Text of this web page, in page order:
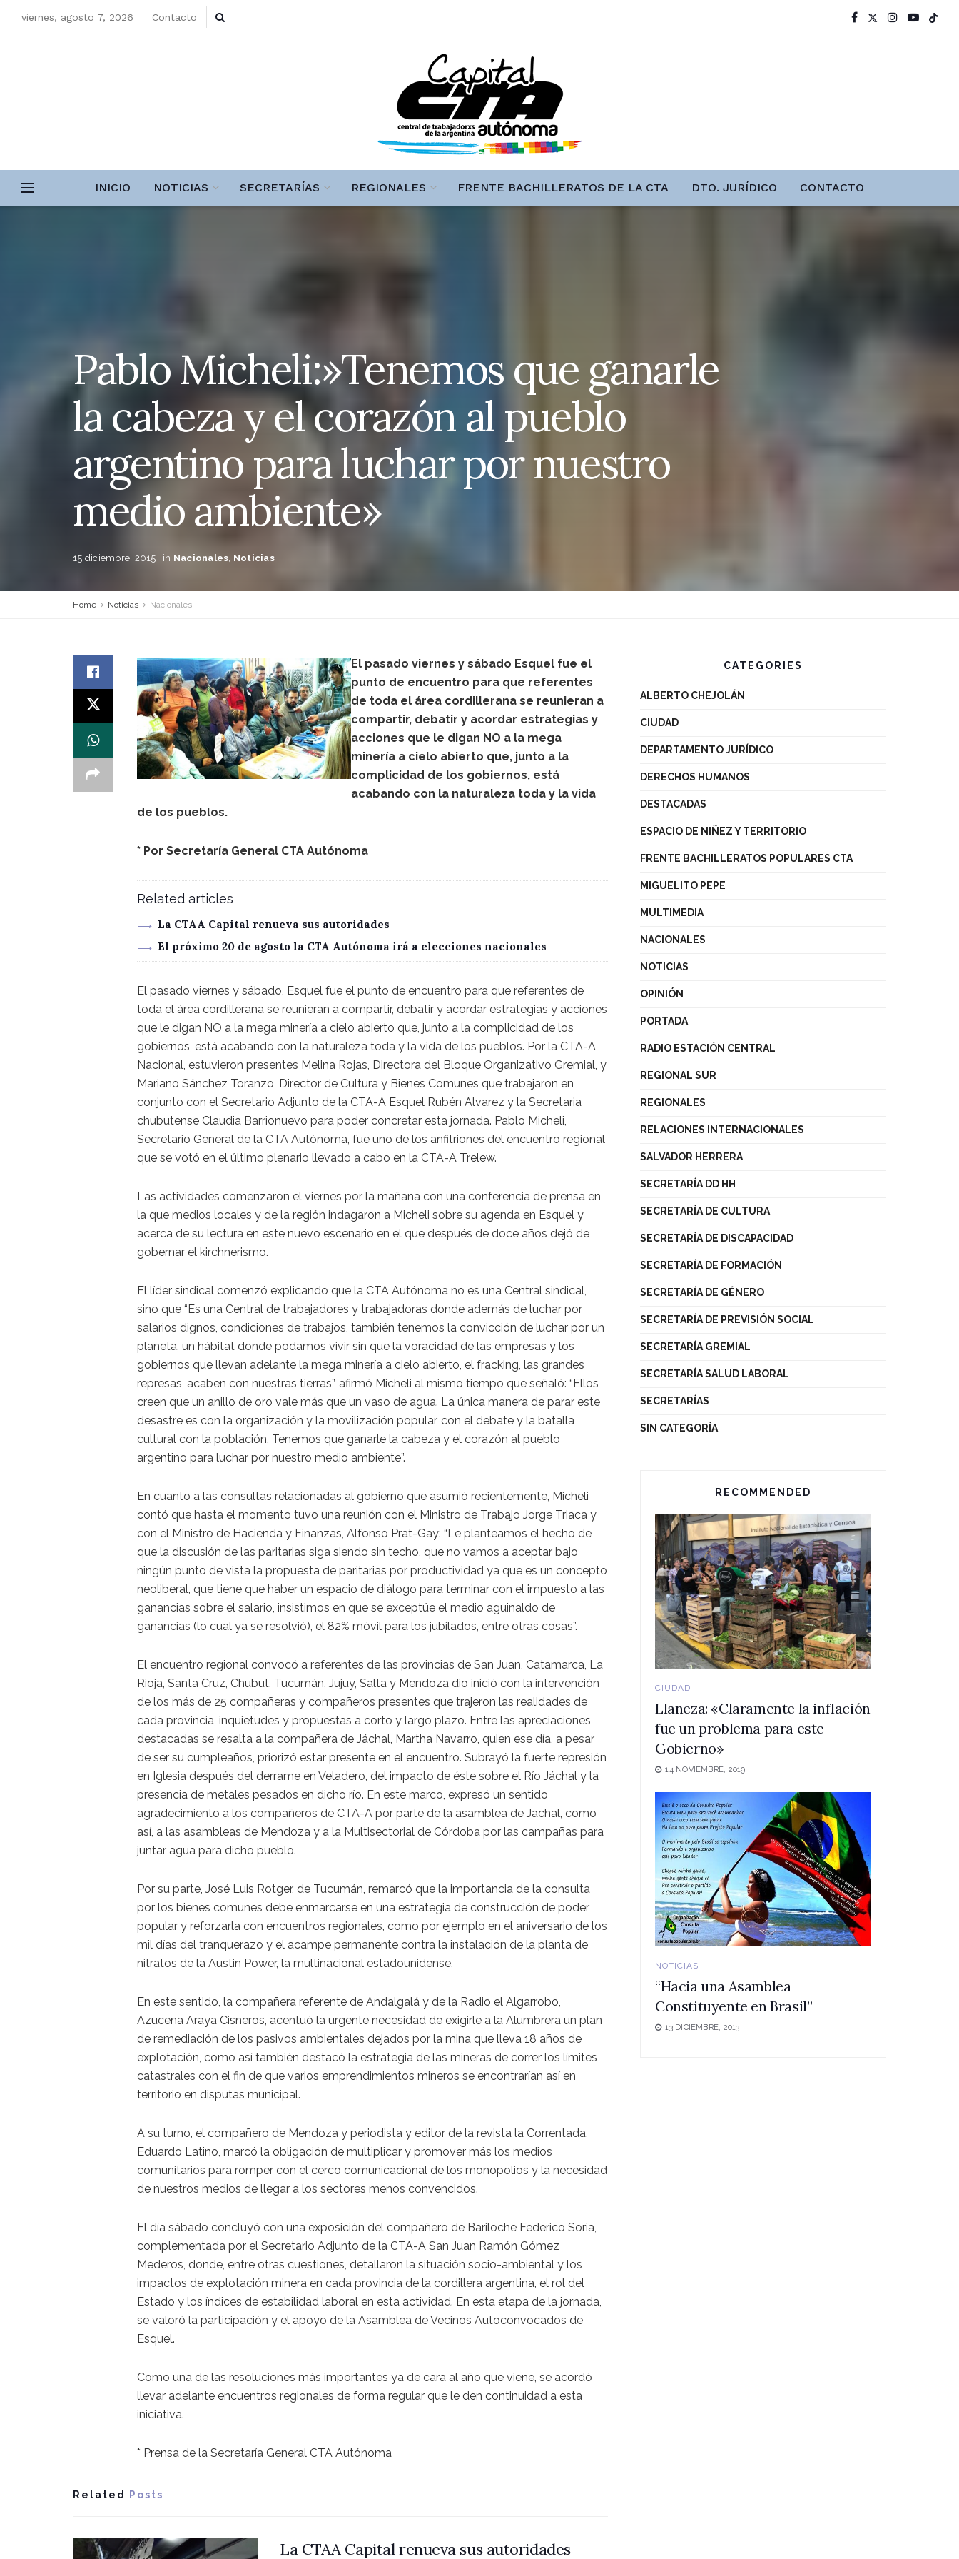
viernes, agosto 7, 2026 Contacto
INICIO NOTICIAS SECRETARÍAS REGIONALES FRENTE BACHILLERATOS DE LA CTA DTO. JURÍDICO CONTACTO
Pablo Micheli:»Tenemos que ganarle
la cabeza y el corazón al pueblo
argentino para luchar por nuestro
medio ambiente»
15 diciembre, 2015 in Nacionales, Noticias
Home Noticias Nacionales
El pasado viernes y sábado Esquel fue el
punto de encuentro para que referentes
de toda el área cordillerana se reunieran a
compartir, debatir y acordar estrategias y
acciones que le digan NO a la mega
minería a cielo abierto que, junto a la
complicidad de los gobiernos, está
acabando con la naturaleza toda y la vida
de los pueblos.
* Por Secretaría General CTA Autónoma
Related articles
La CTAA Capital renueva sus autoridades
El próximo 20 de agosto la CTA Autónoma irá a elecciones nacionales
El pasado viernes y sábado, Esquel fue el punto de encuentro para que referentes de
toda el área cordillerana se reunieran a compartir, debatir y acordar estrategias y acciones
que le digan NO a la mega minería a cielo abierto que, junto a la complicidad de los
gobiernos, está acabando con la naturaleza toda y la vida de los pueblos. Por la CTA-A
Nacional, estuvieron presentes Melina Rojas, Directora del Bloque Organizativo Gremial, y
Mariano Sánchez Toranzo, Director de Cultura y Bienes Comunes que trabajaron en
conjunto con el Secretario Adjunto de la CTA-A Esquel Rubén Alvarez y la Secretaria
chubutense Claudia Barrionuevo para poder concretar esta jornada. Pablo Micheli,
Secretario General de la CTA Autónoma, fue uno de los anfitriones del encuentro regional
que se votó en el último plenario llevado a cabo en la CTA-A Trelew.
Las actividades comenzaron el viernes por la mañana con una conferencia de prensa en
la que medios locales y de la región indagaron a Micheli sobre su agenda en Esquel y
acerca de su lectura en este nuevo escenario en el que después de doce años dejó de
gobernar el kirchnerismo.
El líder sindical comenzó explicando que la CTA Autónoma no es una Central sindical,
sino que “Es una Central de trabajadores y trabajadoras donde además de luchar por
salarios dignos, condiciones de trabajos, también tenemos la convicción de luchar por un
planeta, un hábitat donde podamos vivir sin que la voracidad de las empresas y los
gobiernos que llevan adelante la mega minería a cielo abierto, el fracking, las grandes
represas, acaben con nuestras tierras”, afirmó Micheli al mismo tiempo que señaló: “Ellos
creen que un anillo de oro vale más que un vaso de agua. La única manera de parar este
desastre es con la organización y la movilización popular, con el debate y la batalla
cultural con la población. Tenemos que ganarle la cabeza y el corazón al pueblo
argentino para luchar por nuestro medio ambiente”.
En cuanto a las consultas relacionadas al gobierno que asumió recientemente, Micheli
contó que hasta el momento tuvo una reunión con el Ministro de Trabajo Jorge Triaca y
con el Ministro de Hacienda y Finanzas, Alfonso Prat-Gay: “Le planteamos el hecho de
que la discusión de las paritarias siga siendo sin techo, que no vamos a aceptar bajo
ningún punto de vista la propuesta de paritarias por productividad ya que es un concepto
neoliberal, que tiene que haber un espacio de diálogo para terminar con el impuesto a las
ganancias sobre el salario, insistimos en que se exceptúe el medio aguinaldo de
ganancias (lo cual ya se resolvió), el 82% móvil para los jubilados, entre otras cosas”.
El encuentro regional convocó a referentes de las provincias de San Juan, Catamarca, La
Rioja, Santa Cruz, Chubut, Tucumán, Jujuy, Salta y Mendoza dio inició con la intervención
de los más de 25 compañeras y compañeros presentes que trajeron las realidades de
cada provincia, inquietudes y propuestas a corto y largo plazo. Entre las apreciaciones
destacadas se resalta a la compañera de Jáchal, Martha Navarro, quien ese día, a pesar
de ser su cumpleaños, priorizó estar presente en el encuentro. Subrayó la fuerte represión
en Iglesia después del derrame en Veladero, del impacto de éste sobre el Río Jáchal y la
presencia de metales pesados en dicho río. En este marco, expresó un sentido
agradecimiento a los compañeros de CTA-A por parte de la asamblea de Jachal, como
así, a las asambleas de Mendoza y a la Multisectorial de Córdoba por las campañas para
juntar agua para dicho pueblo.
Por su parte, José Luis Rotger, de Tucumán, remarcó que la importancia de la consulta
por los bienes comunes debe enmarcarse en una estrategia de construcción de poder
popular y reforzarla con encuentros regionales, como por ejemplo en el aniversario de los
mil días del tranquerazo y el acampe permanente contra la instalación de la planta de
nitratos de la Austin Power, la multinacional estadounidense.
En este sentido, la compañera referente de Andalgalá y de la Radio el Algarrobo,
Azucena Araya Cisneros, acentuó la urgente necesidad de exigirle a la Alumbrera un plan
de remediación de los pasivos ambientales dejados por la mina que lleva 18 años de
explotación, como así también destacó la estrategia de las mineras de correr los límites
catastrales con el fin de que varios emprendimientos mineros se encontrarían así en
territorio en disputas municipal.
A su turno, el compañero de Mendoza y periodista y editor de la revista la Correntada,
Eduardo Latino, marcó la obligación de multiplicar y promover más los medios
comunitarios para romper con el cerco comunicacional de los monopolios y la necesidad
de nuestros medios de llegar a los sectores menos convencidos.
El día sábado concluyó con una exposición del compañero de Bariloche Federico Soria,
complementada por el Secretario Adjunto de la CTA-A San Juan Ramón Gómez
Mederos, donde, entre otras cuestiones, detallaron la situación socio-ambiental y los
impactos de explotación minera en cada provincia de la cordillera argentina, el rol del
Estado y los índices de estabilidad laboral en esta actividad. En esta etapa de la jornada,
se valoró la participación y el apoyo de la Asamblea de Vecinos Autoconvocados de
Esquel.
Como una de las resoluciones más importantes ya de cara al año que viene, se acordó
llevar adelante encuentros regionales de forma regular que le den continuidad a esta
iniciativa.
* Prensa de la Secretaría General CTA Autónoma
Related Posts
La CTAA Capital renueva sus autoridades
CATEGORIES
ALBERTO CHEJOLÁN
CIUDAD
DEPARTAMENTO JURÍDICO
DERECHOS HUMANOS
DESTACADAS
ESPACIO DE NIÑEZ Y TERRITORIO
FRENTE BACHILLERATOS POPULARES CTA
MIGUELITO PEPE
MULTIMEDIA
NACIONALES
NOTICIAS
OPINIÓN
PORTADA
RADIO ESTACIÓN CENTRAL
REGIONAL SUR
REGIONALES
RELACIONES INTERNACIONALES
SALVADOR HERRERA
SECRETARÍA DD HH
SECRETARÍA DE CULTURA
SECRETARÍA DE DISCAPACIDAD
SECRETARÍA DE FORMACIÓN
SECRETARÍA DE GÉNERO
SECRETARÍA DE PREVISIÓN SOCIAL
SECRETARÍA GREMIAL
SECRETARÍA SALUD LABORAL
SECRETARÍAS
SIN CATEGORÍA
RECOMMENDED
CIUDAD
Llaneza: «Claramente la inflación
fue un problema para este
Gobierno»
14 NOVIEMBRE, 2019
NOTICIAS
“Hacia una Asamblea
Constituyente en Brasil”
13 DICIEMBRE, 2013